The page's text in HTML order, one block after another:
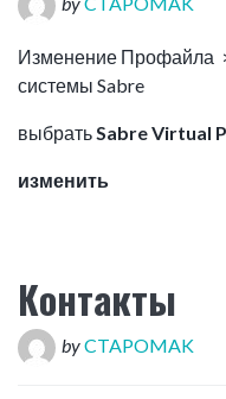
Изменение Профайла
системы Sabre
выбратьSabre Virtual
изменить
Контакты
byCTAPOMAK